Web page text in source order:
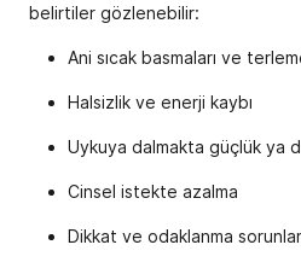
belirtiler gözlenebilir:
Ani sıcak basmaları ve
Halsizlik ve enerji kaybı
Uykuya dalmakta güçlük ya
Cinsel istekte azalma
Dikkat ve odaklanma